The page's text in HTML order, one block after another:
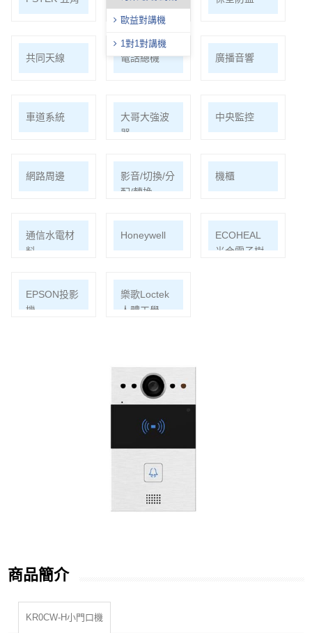
歐益對講機
1對1對講機
共同天線 電話總機 廣播音響
車道系統
大哥大強波
器
中央監控
網路周邊
影音/切換/分
配/轉換
機櫃
通信水電材
料
Honeywell
ECOHEAL
光合電子樹
EPSON投影
機
樂歌Loctek
人體工學
商品簡介
KR0CW-H小門口機